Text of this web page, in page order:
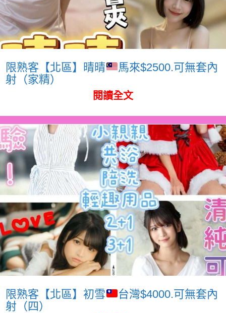
限熟客【北區】晴晴
馬來$2500.可無套內
射（家精）
閱讀全文
限熟客【北區】初雪
台灣$4000.可無套內
射（四）